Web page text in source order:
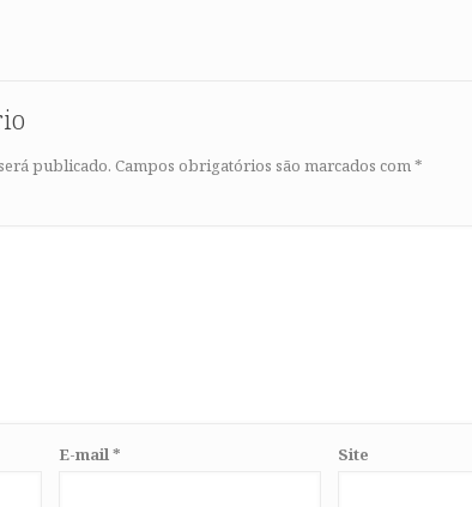
publicado. Campos obrigatórios são marcados com *
E-mail* Site